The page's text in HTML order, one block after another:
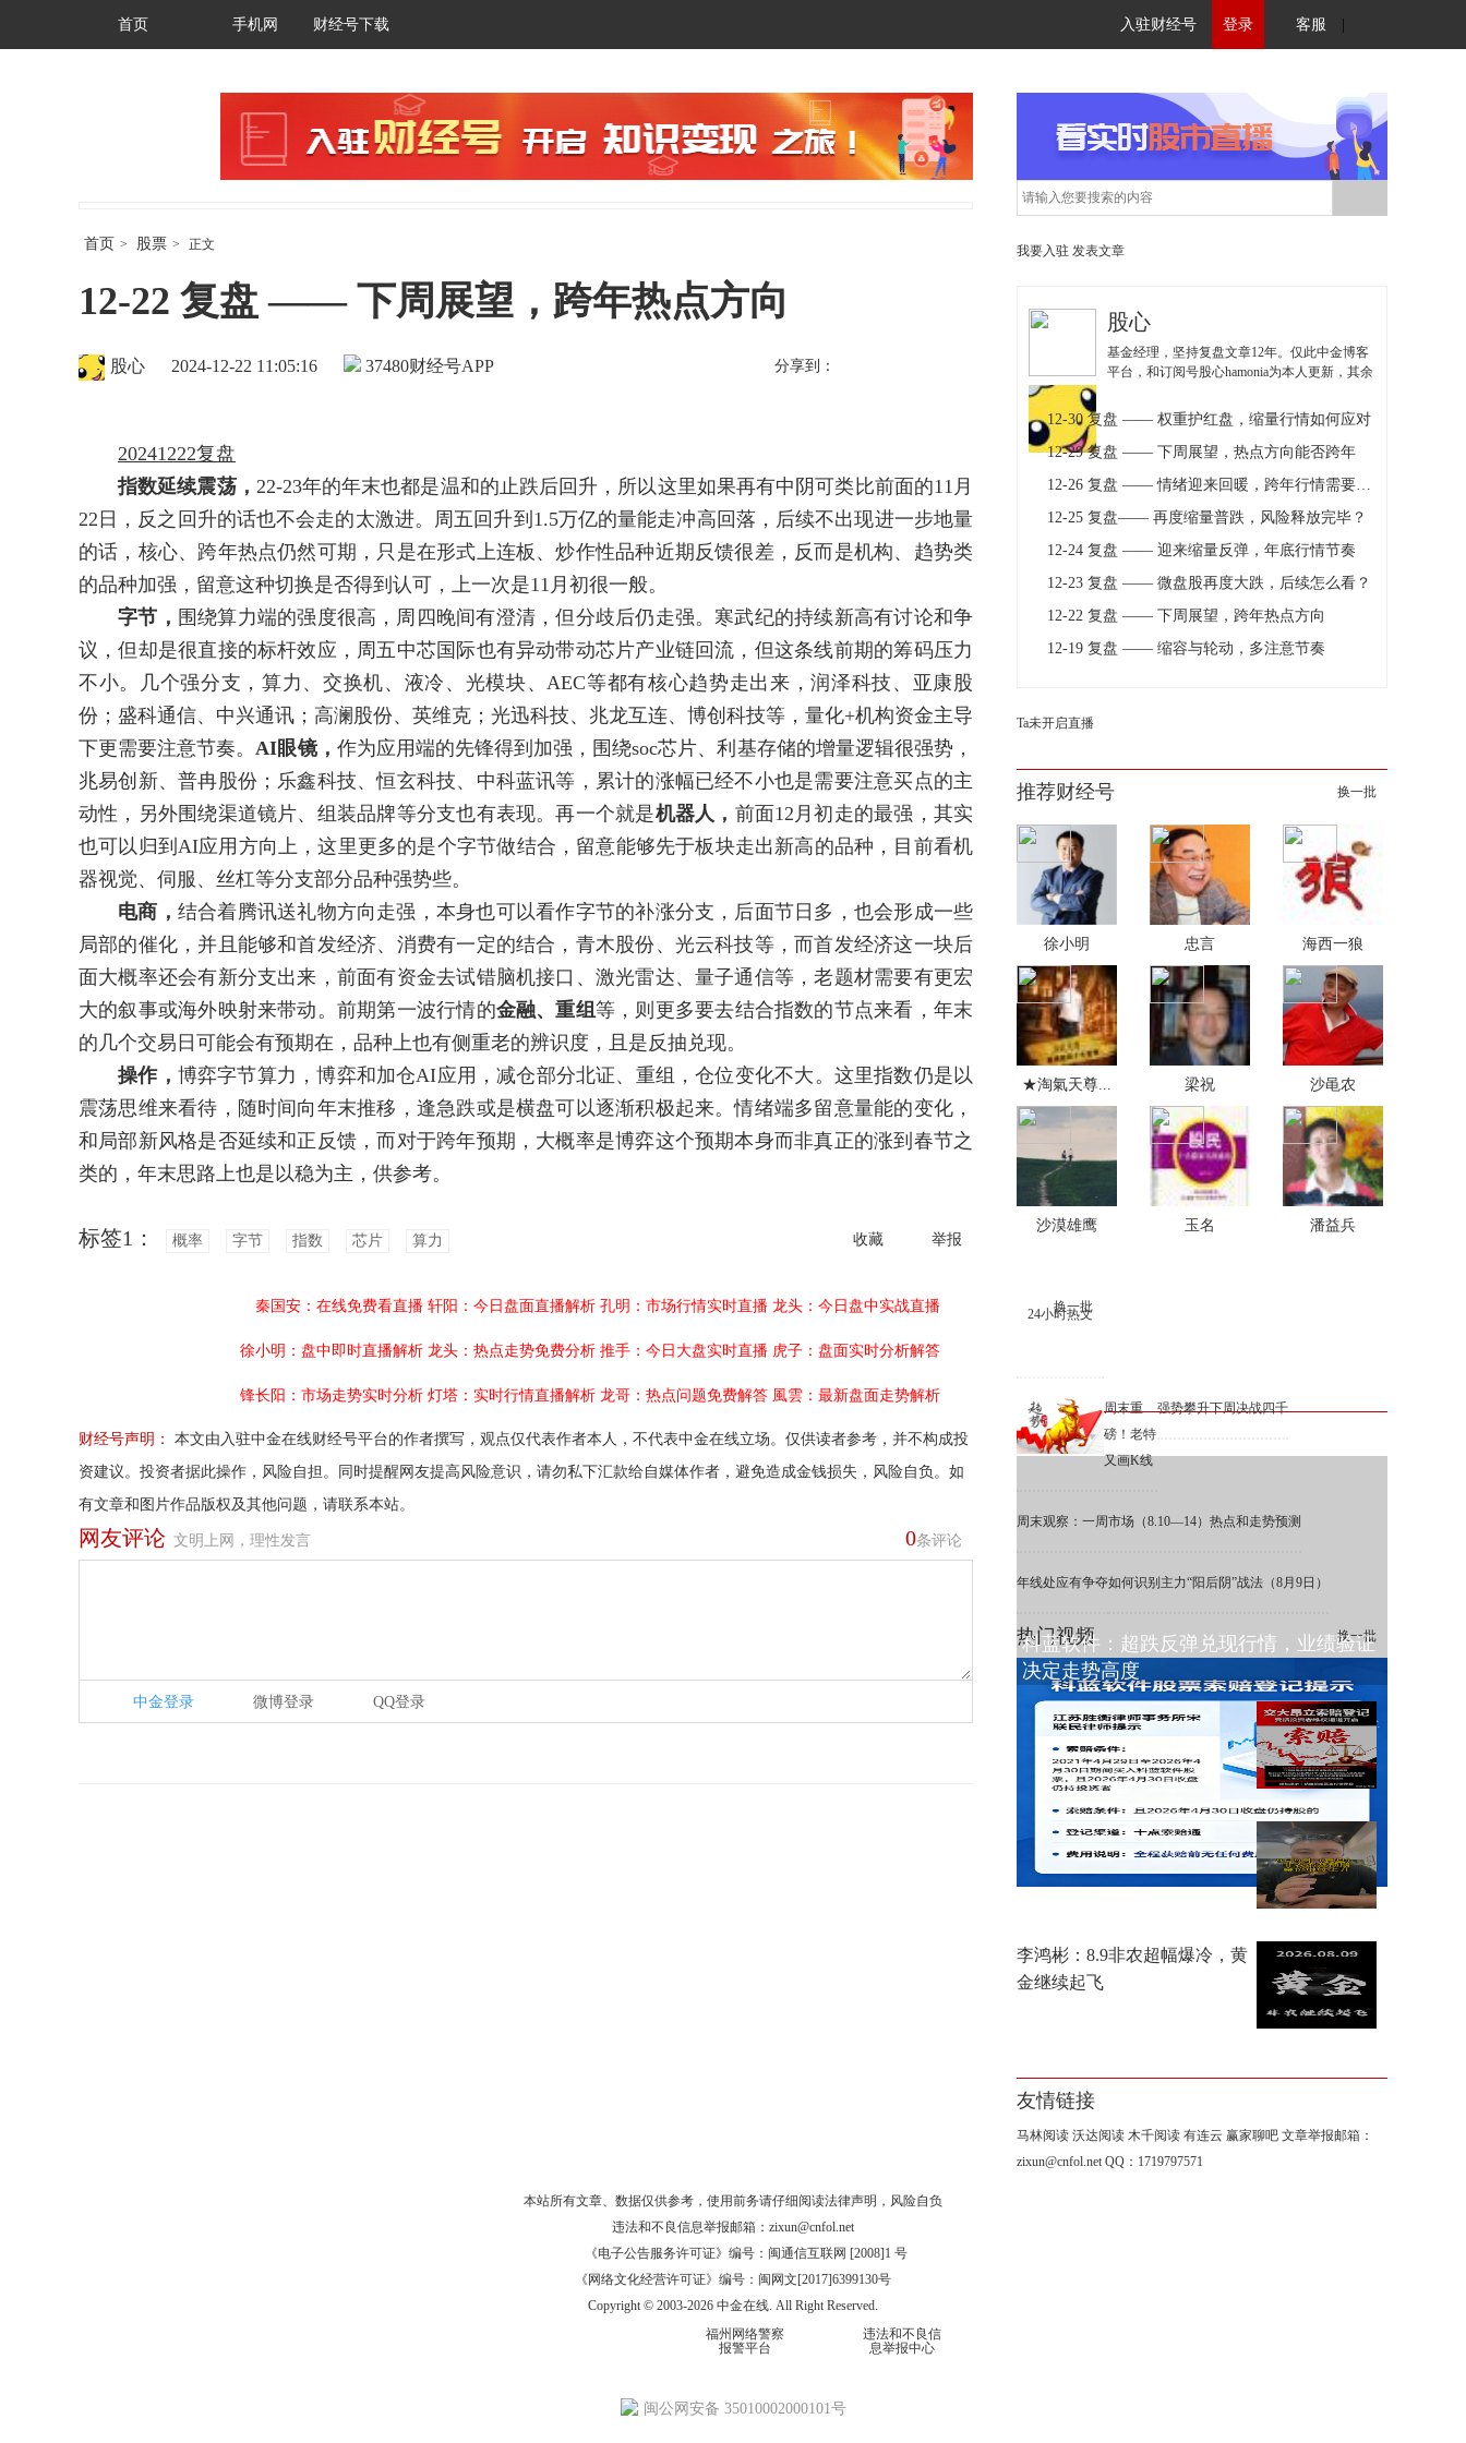
首页 手机网 财经号下载 入驻财经号 登录 客服
首页 > 股票 > 正文
12-22 复盘 —— 下周展望，跨年热点方向
财经号APP
股心 2024-12-22 11:05:16 37480 分享到：
20241222复盘
指数延续震荡， 22-23年的年末也都是温和的止跌后回升，所以这里如果再有中阴可类比前面的11月
22日，反之回升的话也不会走的太激进。周五回升到1.5万亿的量能走冲高回落，后续不出现进一步地量
的话，核心、跨年热点仍然可期，只是在形式上连板、炒作性品种近期反馈很差，反而是机构、趋势类
的品种加强，留意这种切换是否得到认可，上一次是11月初很一般。
字节， 围绕算力端的强度很高，周四晚间有澄清，但分歧后仍走强。寒武纪的持续新高有讨论和争
议，但却是很直接的标杆效应，周五中芯国际也有异动带动芯片产业链回流，但这条线前期的筹码压力
不小。几个强分支，算力、交换机、液冷、光模块、AEC等都有核心趋势走出来，润泽科技、亚康股
份；盛科通信、中兴通讯；高澜股份、英维克；光迅科技、兆龙互连、博创科技等，量化+机构资金主导
下更需要注意节奏。AI眼镜， 作为应用端的先锋得到加强，围绕soc芯片、利基存储的增量逻辑很强势，
兆易创新、普冉股份；乐鑫科技、恒玄科技、中科蓝讯等，累计的涨幅已经不小也是需要注意买点的主
动性，另外围绕渠道镜片、组装品牌等分支也有表现。再一个就是机器人， 前面12月初走的最强，其实
也可以归到AI应用方向上，这里更多的是个字节做结合，留意能够先于板块走出新高的品种，目前看机
器视觉、伺服、丝杠等分支部分品种强势些。
电商， 结合着腾讯送礼物方向走强，本身也可以看作字节的补涨分支，后面节日多，也会形成一些
局部的催化，并且能够和首发经济、消费有一定的结合，青木股份、光云科技等，而首发经济这一块后
面大概率还会有新分支出来，前面有资金去试错脑机接口、激光雷达、量子通信等，老题材需要有更宏
大的叙事或海外映射来带动。前期第一波行情的金融、重组等，则更多要去结合指数的节点来看，年末
的几个交易日可能会有预期在，品种上也有侧重老的辨识度，且是反抽兑现。
操作， 博弈字节算力，博弈和加仓AI应用，减仓部分北证、重组，仓位变化不大。这里指数仍是以
震荡思维来看待，随时间向年末推移，逢急跌或是横盘可以逐渐积极起来。情绪端多留意量能的变化，
和局部新风格是否延续和正反馈，而对于跨年预期，大概率是博弈这个预期本身而非真正的涨到春节之
类的，年末思路上也是以稳为主，供参考。
收藏 举报
标签1： 概率 字节 指数 芯片 算力
秦国安：在线免费看直播 轩阳：今日盘面直播解析 孔明：市场行情实时直播 龙头：今日盘中实战直播
徐小明：盘中即时直播解析 龙头：热点走势免费分析 推手：今日大盘实时直播 虎子：盘面实时分析解答
锋长阳：市场走势实时分析 灯塔：实时行情直播解析 龙哥：热点问题免费解答 風雲：最新盘面走势解析
财经号声明：
本文由入驻中金在线财经号平台的作者撰写，观点仅代表作者本人，不代表中金在线立场。仅供读者参考，并不构成投
资建议。投资者据此操作，风险自担。同时提醒网友提高风险意识，请勿私下汇款给自媒体作者，避免造成金钱损失，风险自负。如
有文章和图片作品版权及其他问题，请联系本站。
0条评论
网友评论 文明上网，理性发言
中金登录 微博登录 QQ登录
我要入驻 发表文章
股心
基金经理，坚持复盘文章12年。仅此中金博客
平台，和订阅号股心hamonia为本人更新，其余
12-30 复盘 —— 权重护红盘，缩量行情如何应对
12-29 复盘 —— 下周展望，热点方向能否跨年
12-26 复盘 —— 情绪迎来回暖，跨年行情需要聚焦
12-25 复盘—— 再度缩量普跌，风险释放完毕？
12-24 复盘 —— 迎来缩量反弹，年底行情节奏
12-23 复盘 —— 微盘股再度大跌，后续怎么看？
12-22 复盘 —— 下周展望，跨年热点方向
12-19 复盘 —— 缩容与轮动，多注意节奏
Ta未开启直播
推荐财经号 换一批
徐小明 忠言 海西一狼
★淘氣天尊... 梁祝 沙黾农
沙漠雄鹰 玉名 潘益兵
24小时热文
换一批
周末重
磅！老特
又画K线
强势攀升下周决战四千
周末观察：一周市场（8.10—14）热点和走势预测
年线处应有争夺如何识别主力“阳后阴”战法（8月9日）
热门视频 换一批
科蓝软件：超跌反弹兑现行情，业绩验证
决定走势高度
ST 交大昂立：利空出清，困境
之下重估价值
8月9日复盘，非农不及预期，
金价大涨！
李鸿彬：8.9非农超幅爆冷，黄
金继续起飞
友情链接
马林阅读 沃达阅读 木千阅读 有连云 赢家聊吧 文章举报邮箱：
zixun@cnfol.net QQ：1719797571
本站所有文章、数据仅供参考，使用前务请仔细阅读法律声明 ，风险自负
违法和不良信息举报邮箱： zixun@cnfol.net
《电子公告服务许可证》编号：闽通信互联网 [2008]1 号
《网络文化经营许可证》编号：闽网文[2017]6399130号
Copyright © 2003-2026 中金在线. All Right Reserved.
福州网络警察
报警平台
违法和不良信
息举报中心
闽公网安备 35010002000101号